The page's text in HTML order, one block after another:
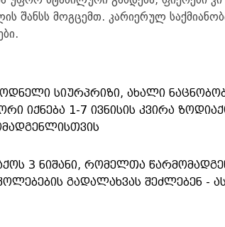
შანსს მოგცემთ. კარიერულ
სიურპრიზი, ახალი
იქნება 1-7 ივნისის კვირა
3 ნიშანი, რომელთა
გადალახვას შეძლებენ -